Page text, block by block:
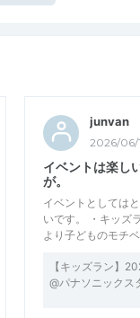
junvan
2026/06/
イベントは楽し
が。
イベントとしては
いです。 ・キッズ
より子どものモチ
【キッズラン】
@パナソニックス